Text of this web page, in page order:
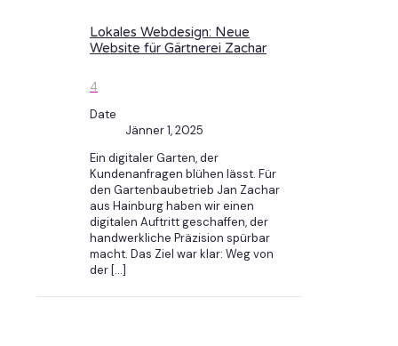
Lokales Webdesign: Neue
Website für Gärtnerei Zachar
4
Date
Jänner 1, 2025
Ein digitaler Garten, der
Kundenanfragen blühen lässt. Für
den Gartenbaubetrieb Jan Zachar
aus Hainburg haben wir einen
digitalen Auftritt geschaffen, der
handwerkliche Präzision spürbar
macht. Das Ziel war klar: Weg von
der […]